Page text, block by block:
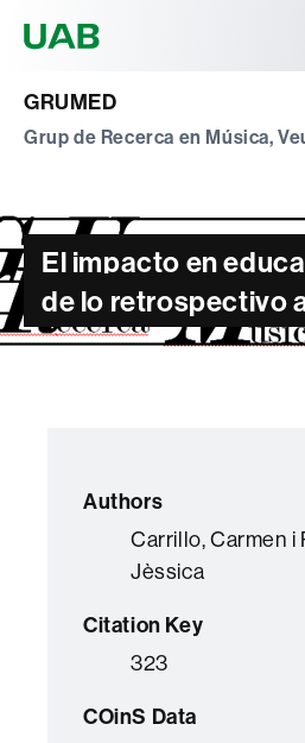
GRUMED
Grup de Recerca en Música,
El impacto en
de lo retrospectivo
Authors
Carrillo, Carmen
Jèssica
Citation Key
323
COinS Data